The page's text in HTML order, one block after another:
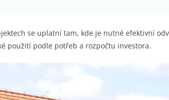
se uplatní tam, kde je nutné efektivní
použití podle potřeb a rozpočtu investora.